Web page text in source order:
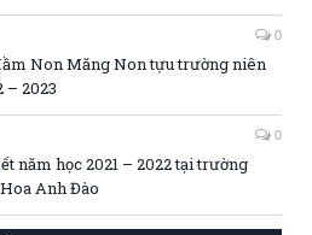
0
Non Măng Non tựu trường niên
– 2023
0
năm học 2021 – 2022 tại trường
Anh Đào